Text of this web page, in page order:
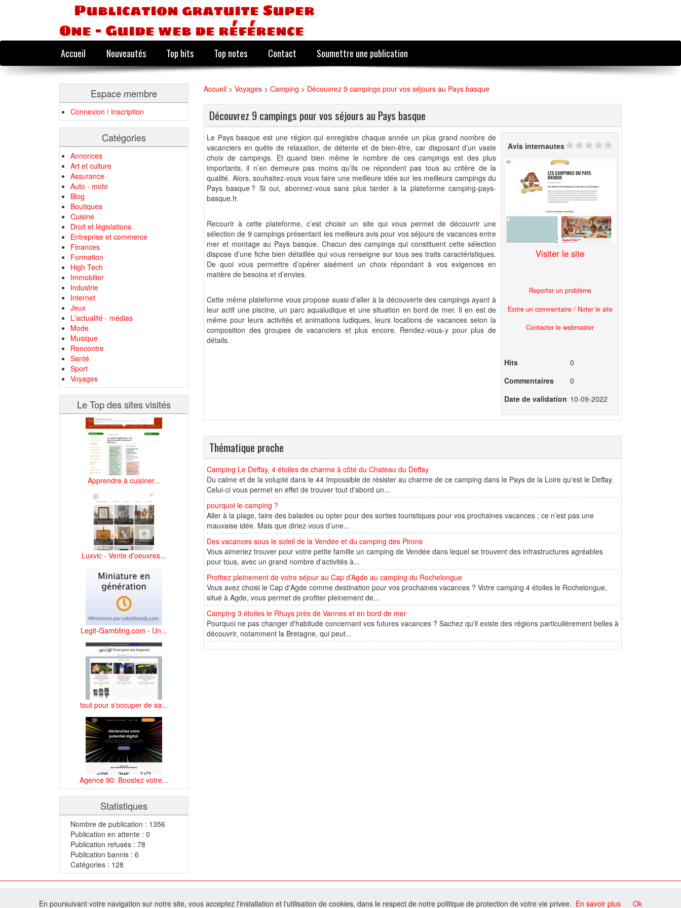
Publication gratuite Super
One - Guide web de référence
Accueil Nouveautés Top hits Top notes Contact Soumettre une publication
Espace membre
Connexion / Inscription
Catégories
Annonces
Art et culture
Assurance
Auto - moto
Blog
Boutiques
Cuisine
Droit et législations
Entreprise et commerce
Finances
Formation
High Tech
Immobilier
Industrie
Internet
Jeux
L'actualité - médias
Mode
Musique
Rencontre
Santé
Sport
Voyages
Le Top des sites visités
Apprendre à cuisiner...
Luxvic - Vente d'oeuvres...
Legit-Gambling.com - Un...
tout pour s'occuper de sa...
Agence 90: Boostez votre...
Statistiques
Nombre de publication : 1356
Publication en attente : 0
Publication refusés : 78
Publication bannis : 6
Catégories : 128
Accueil > Voyages > Camping > Découvrez 9 campings pour vos séjours au Pays basque
Découvrez 9 campings pour vos séjours au Pays basque
Le Pays basque est une région qui enregistre chaque année un plus grand nombre de
vacanciers en quête de relaxation, de détente et de bien-être, car disposant d’un vaste
choix de campings. Et quand bien même le nombre de ces campings est des plus
importants, il n’en demeure pas moins qu’ils ne répondent pas tous au critère de la
qualité. Alors, souhaitez-vous vous faire une meilleure idée sur les meilleurs campings du
Pays basque ? Si oui, abonnez-vous sans plus tarder à la plateforme camping-pays-
basque.fr.
Recourir à cette plateforme, c’est choisir un site qui vous permet de découvrir une
sélection de 9 campings présentant les meilleurs avis pour vos séjours de vacances entre
mer et montage au Pays basque. Chacun des campings qui constituent cette sélection
dispose d’une fiche bien détaillée qui vous renseigne sur tous ses traits caractéristiques.
De quoi vous permettre d’opérer aisément un choix répondant à vos exigences en
matière de besoins et d’envies.
Cette même plateforme vous propose aussi d’aller à la découverte des campings ayant à
leur actif une piscine, un parc aqualudique et une situation en bord de mer. Il en est de
même pour leurs activités et animations ludiques, leurs locations de vacances selon la
composition des groupes de vacanciers et plus encore. Rendez-vous-y pour plus de
détails.
Avis internautes
Visiter le site
Reporter un problème
Ecrire un commentaire / Noter le site
Contacter le webmaster
Hits
0
Commentaires
0
Date de validation 10-09-2022
Thématique proche
Camping Le Deffay, 4 étoiles de charme à côté du Chateau du Deffay
Du calme et de la volupté dans le 44 Impossible de résister au charme de ce camping dans le Pays de la Loire qu'est le Deffay.
Celui-ci vous permet en effet de trouver tout d'abord un...
pourquoi le camping ?
Aller à la plage, faire des balades ou opter pour des sorties touristiques pour vos prochaines vacances ; ce n’est pas une
mauvaise idée. Mais que diriez-vous d’une...
Des vacances sous le soleil de la Vendée et du camping des Pirons
Vous aimeriez trouver pour votre petite famille un camping de Vendée dans lequel se trouvent des infrastructures agréables
pour tous, avec un grand nombre d'activités à...
Profitez pleinement de votre séjour au Cap d’Agde au camping du Rochelongue
Vous avez choisi le Cap d'Agde comme destination pour vos prochaines vacances ? Votre camping 4 étoiles le Rochelongue,
situé à Agde, vous permet de profiter pleinement de...
Camping 3 étoiles le Rhuys près de Vannes et en bord de mer
Pourquoi ne pas changer d'habitude concernant vos futures vacances ? Sachez qu'il existe des régions particulièrement belles à
découvrir, notamment la Bretagne, qui peut...
Tous droits réservés - Toute reproduction du contenu de ce site, même partielle, est interdite sans accord du propriétaire.
En poursuivant votre navigation sur notre site, vous acceptez l'installation et l'utilisation de cookies, dans le respect de notre politique de protection de votre vie privee. En savoir plus Ok